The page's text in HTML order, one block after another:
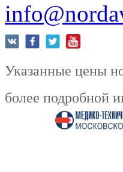
Указанные цены
более подробной